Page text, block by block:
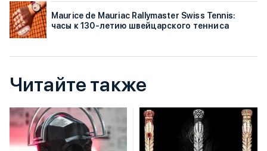
Maurice de Mauriac Rallymaster Swiss Tennis:
часы к 130-летию швейцарского тенниса
Читайте также